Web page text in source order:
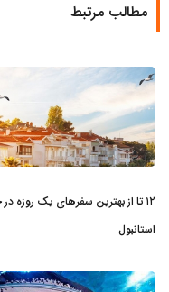
مطالب مرتبط
۱۲ تا از بهترین سفرهای یک روزه
استانبول